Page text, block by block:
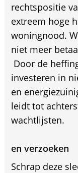
rechtspositie
extreem hoge
woningnood.
niet meer
 Door de
investeren in
en
leidt tot
wachtlijsten.
en verzoeken
Schrap deze